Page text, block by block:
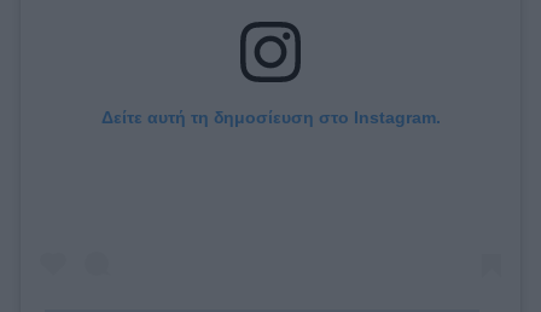
Δείτε αυτή τη δημοσίευση στο Instagram.